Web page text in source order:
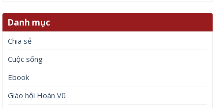
Danh mục
Chia sẻ
Cuộc sống
Ebook
Giáo hội Hoàn Vũ